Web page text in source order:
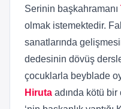
Serinin başkahramanı
olmak istemektedir.
sanatlarında
dedesinin dövüş
çocuklarla beyblade
Hiruta adında kötü bir